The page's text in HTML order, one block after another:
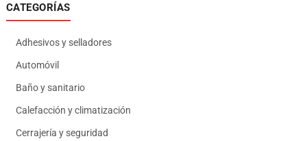
CATEGORÍAS
Adhesivos y selladores
Automóvil
Baño y sanitario
Calefacción y climatización
Cerrajería y seguridad